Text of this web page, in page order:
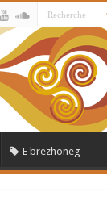
E brezhoneg